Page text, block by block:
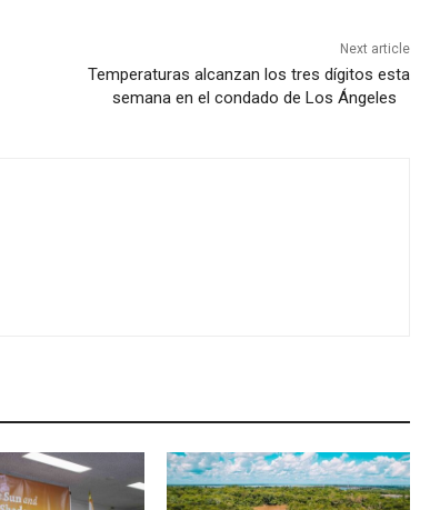
Next article
Temperaturas alcanzan los tres dígitos esta
semana en el condado de Los Ángeles